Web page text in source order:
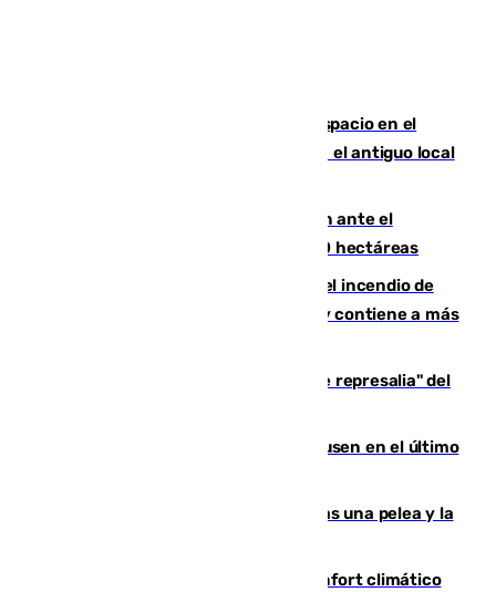
Las marca internacionales ganan espacio en el
Centro de Málaga: La Tagliatella abre en el antiguo local
Moreno pide extremar la precaución ante el
incendio de Niebla, que supera las 4.000 hectáreas
340 personas más desalojadas por el incendio de
Niebla, que mantiene a 410 evacuadas y contiene a más
Italia responde ante las "medidas de represalia" del
El Sevilla se desinfla ante el Leverkusen en el último
Tensión en la prisión de Alhaurín tras una pelea y la
Málaga contabiliza 148 zonas de confort climático